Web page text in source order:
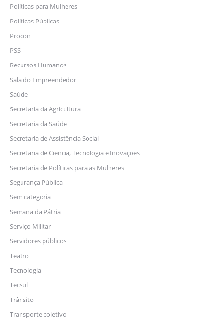
Políticas para Mulheres
Políticas Públicas
Procon
PSS
Recursos Humanos
Sala do Empreendedor
Saúde
Secretaria da Agricultura
Secretaria da Saúde
Secretaria de Assistência Social
Secretaria de Ciência, Tecnologia e Inovações
Secretaria de Políticas para as Mulheres
Segurança Pública
Sem categoria
Semana da Pátria
Serviço Militar
Servidores públicos
Teatro
Tecnologia
Tecsul
Trânsito
Transporte coletivo